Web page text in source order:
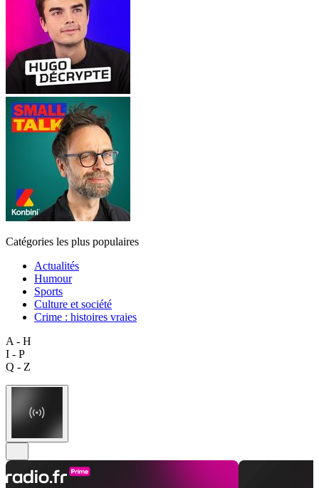
Catégories les plus populaires
Actualités
Humour
Sports
Culture et société
Crime : histoires vraies
A - H
I - P
Q - Z